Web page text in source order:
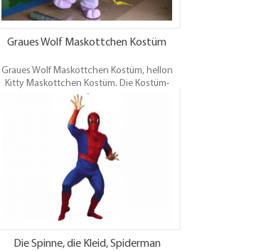
Graues Wolf Maskottchen Kostüm
Graues Wolf Maskottchen Kostüm, hellon
Kitty Maskottchen Kostüm. Die Kostüm-
Maskaden gelten für Promotionen,
Vergnügungen, Themenparks,
Karnevalsfeiern, Festival, Verleih und andere
Veranstaltungen.Oem / odmist willkommen.
Die Spinne, die Kleid, Spiderman